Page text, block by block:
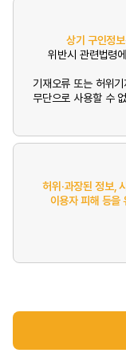
상기 구인정
위반시 관련법령
기재오류 또는 허위
무단으로 사용할 수
허위·과장된 정보,
이용자 피해 등을